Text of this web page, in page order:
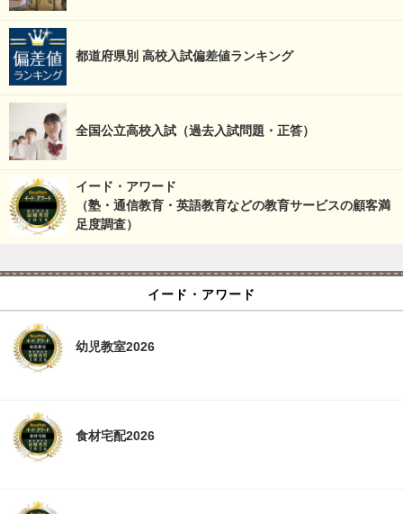
都道府県別 高校入試偏差値ランキング
全国公立高校入試（過去入試問題・正答）
イード・アワード
（塾・通信教育・英語教育などの教育サービスの顧客満
足度調査）
イード・アワード
幼児教室2026
食材宅配2026